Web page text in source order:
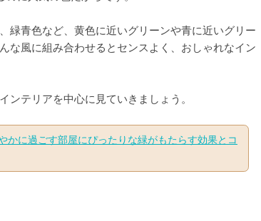
緑青色など、黄色に近いグリーンや青に近いグリー
な風に組み合わせるとセンスよく、おしゃれなイン
ンテリアを中心に見ていきましょう。
かに過ごす部屋にぴったりな緑がもたらす効果とコ